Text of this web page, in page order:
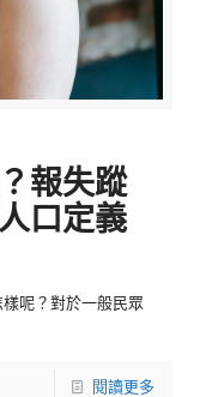
報失蹤
口定義
呢？對於一般民眾
閱讀更多